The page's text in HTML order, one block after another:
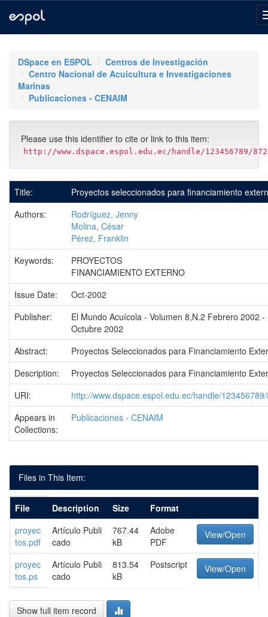
navigationDSpace en ESPOL
Centros de Investigación
Centro Nacional de Acuicultura e Investigaciones
Marinas
Publicaciones - CENAIM
Please use this identifier to cite or link to this item:
http://www.dspace.espol.edu.ec/handle/123456789/
Title:
Proyectos seleccionados para financiamiento
Authors:
Rodríguez, Jenny
Molina, César
Pérez, Franklin
Keywords:
PROYECTOS
FINANCIAMIENTO EXTERNO
Issue Date:
Oct-2002
Publisher:
El Mundo Acuícola - Volumen 8,N.2 Febrero 2002 -
Octubre 2002
Abstract:
Proyectos Seleccionados para Financiamiento
Description:
Proyectos Seleccionados para Financiamiento
URI:
http://www.dspace.espol.edu.ec/handle/
Appears in
Collections:
Publicaciones - CENAIM
Files in This Item:
File Description Size
Format
proyec
tos.pdf
Artículo Publi
cado
767.44
kB
Adobe
PDF
View/Open
proyec
tos.ps
Artículo Publi
cado
813.54
kB
Postscript View/Open
Show full item record